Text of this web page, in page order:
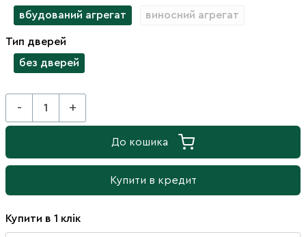
вбудований агрегат
виносний агрегат
Тип дверей
без дверей
- +
До кошика
Купити в кредит
Купити в 1 клік